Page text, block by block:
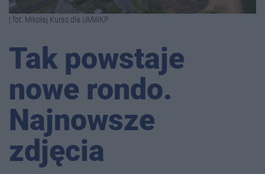
| fot. Mikołaj Kuras dla UMWKP
Tak powstaje
nowe rondo.
Najnowsze
zdjęcia